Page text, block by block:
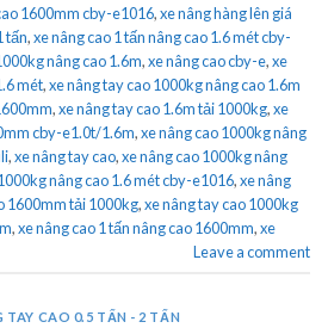
1600mm cby-e1016,xe nâng hàng lên giá
tấn,xe nâng cao 1 tấn nâng cao 1.6 mét cby-
nâng cao 1.6m,xe nâng cao cby-e,xe
mét,xe nâng tay cao 1000kg nâng cao 1.6m
,xe nâng tay cao 1.6m tải 1000kg,xe
cby-e1.0t/1.6m,xe nâng cao 1000kg nâng
,xe nâng tay cao,xe nâng cao 1000kg nâng
nâng cao 1.6 mét cby-e1016,xe nâng
1600mm tải 1000kg,xe nâng tay cao 1000kg
,xe nâng cao 1 tấn nâng cao 1600mm,xe
Leave a comment
TAY CAO 0.5 TẤN - 2 TẤN